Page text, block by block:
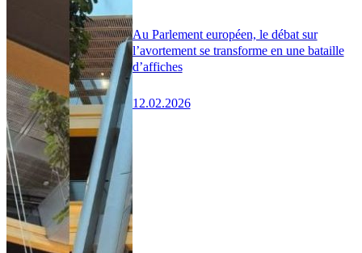
Au Parlement européen, le débat sur
l’avortement se transforme en une bataille
d’affiches
12.02.2026